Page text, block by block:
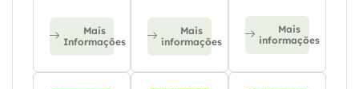
Mais
Informações
Mais
informações
Mais
informações